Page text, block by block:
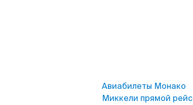
Авиабилеты Монако
Миккели прямой рейс